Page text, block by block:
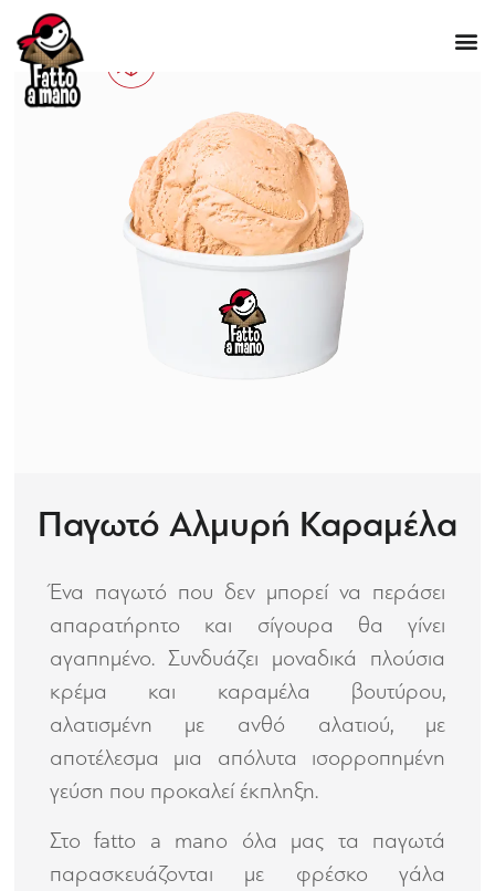
Παγωτό Αλμυρή Καραμέλα
Ένα παγωτό που δεν μπορεί να περάσει
απαρατήρητο και σίγουρα θα γίνει
αγαπημένο. Συνδυάζει μοναδικά πλούσια
κρέμα και καραμέλα βουτύρου,
αλατισμένη με ανθό αλατιού, με
αποτέλεσμα μια απόλυτα ισορροπημένη
γεύση που προκαλεί έκπληξη.
Στο fatto a mano όλα μας τα παγωτά
παρασκευάζονται με φρέσκο γάλα